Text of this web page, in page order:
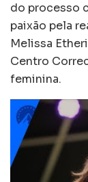
do processo
paixão pela
Melissa
Centro
feminina.